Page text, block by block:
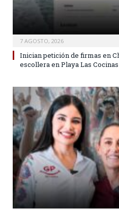
7 AGOSTO, 2026
Inician petición de firmas en
escollera en Playa Las Cocinas